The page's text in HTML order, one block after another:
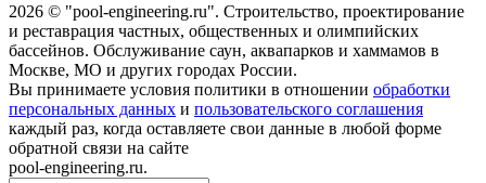
2026 © "pool-engineering.ru". Cтроительство, проектирование
и реставрация частных, общественных и олимпийских
бассейнов. Обслуживание саун, аквапарков и хаммамов в
Москве, МО и других городах России.
Вы принимаете условия политики в отношении обработки
персональных данных и пользовательского соглашения
каждый раз, когда оставляете свои данные в любой форме
обратной связи на сайте
pool-engineering.ru.